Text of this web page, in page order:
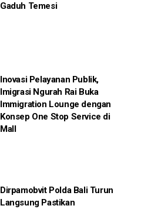
Gaduh Temesi
Inovasi Pelayanan Publik,
Imigrasi Ngurah Rai Buka
Immigration Lounge dengan
Konsep One Stop Service di
Mall
Dirpamobvit Polda Bali Turun
Langsung Pastikan